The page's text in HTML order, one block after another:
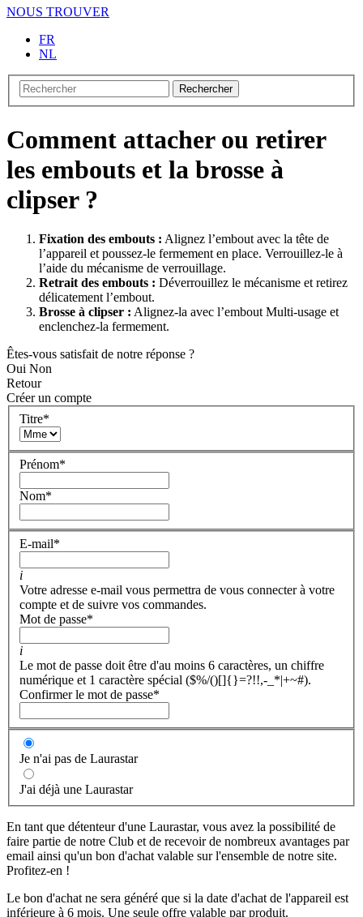
NOUS TROUVER
FR
NL
Rechercher
Comment attacher ou retirer
les embouts et la brosse à
clipser ?
Fixation des embouts : Alignez l’embout avec la tête de
l’appareil et poussez-le fermement en place. Verrouillez-le à
l’aide du mécanisme de verrouillage.
Retrait des embouts : Déverrouillez le mécanisme et retirez
délicatement l’embout.
Brosse à clipser : Alignez-la avec l’embout Multi-usage et
enclenchez-la fermement.
Êtes-vous satisfait de notre réponse ?
Oui Non
Retour
Créer un compte
Titre*
Prénom*
Nom*
E-mail*
i
Votre adresse e-mail vous permettra de vous connecter à votre
compte et de suivre vos commandes.
Mot de passe*
i
Le mot de passe doit être d'au moins 6 caractères, un chiffre
numérique et 1 caractère spécial ($%/()[]{}=?!!,-_*|+~#).
Confirmer le mot de passe*
Je n'ai pas de Laurastar
J'ai déjà une Laurastar
En tant que détenteur d'une Laurastar, vous avez la possibilité de
faire partie de notre Club et de recevoir de nombreux avantages par
email ainsi qu'un bon d'achat valable sur l'ensemble de notre site.
Profitez-en !
Le bon d'achat ne sera généré que si la date d'achat de l'appareil est
inférieure à 6 mois. Une seule offre valable par produit.